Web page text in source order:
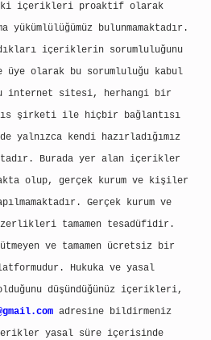
içerikleri proaktif olarak
yükümlülüğümüz bulunmamaktadır.
içeriklerin sorumluluğunu
üye olarak bu sorumluluğu kabul
internet sitesi, herhangi bir
şirketi ile hiçbir bağlantısı
yalnızca kendi hazırladığımız
Burada yer alan içerikler
olup, gerçek kurum ve kişiler
Gerçek kurum ve
tamamen tesadüfidir.
ve tamamen ücretsiz bir
Hukuka ve yasal
düşündüğünüz içerikleri,
adresine bildirmeniz
yasal süre içerisinde